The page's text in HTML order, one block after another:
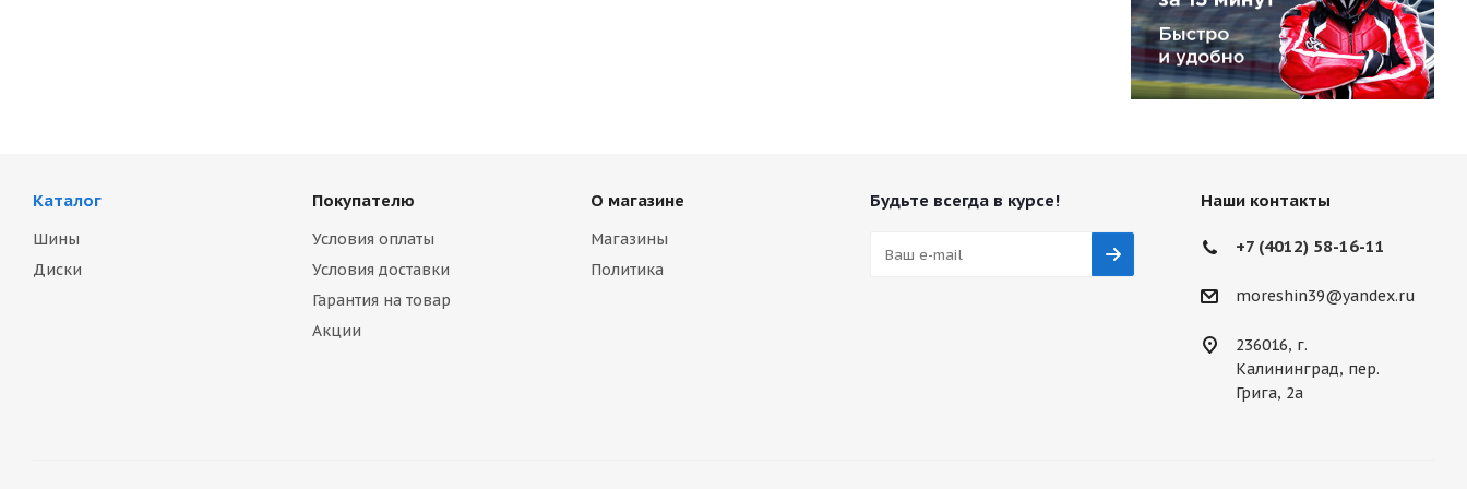
Каталог
Шины
Диски
Покупателю
Условия оплаты
Условия доставки
Гарантия на товар
Акции
О магазине
Магазины
Политика
Будьте всегда в курсе! Наши контакты
+7 (4012) 58-16-11
moreshin39@yandex.ru
236016, г.
Калининград, пер.
Грига, 2а